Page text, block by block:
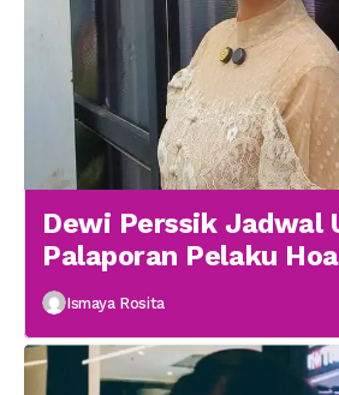
Dewi Perssik Jadwal
Palaporan Pelaku
Medsos
Ismaya Rosita